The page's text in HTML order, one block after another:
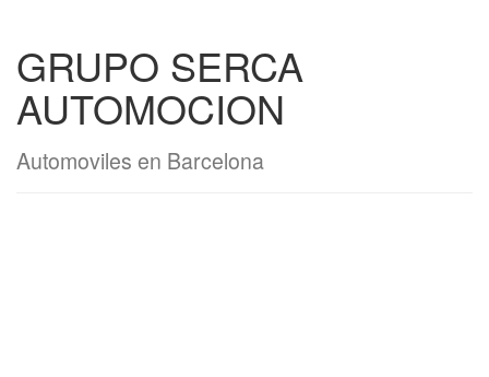
GRUPO SERCA
AUTOMOCION
Automoviles en Barcelona